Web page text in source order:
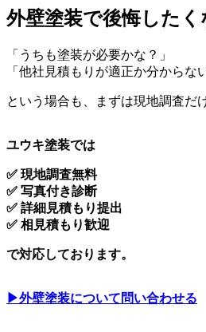
外壁塗装で後悔した
「うちも塗装が必要かな？」
「他社見積もりが適正か分からな
という場合も、まずは現地調査だ
ユウキ塗装では
✅ 現地調査無料
✅ 写真付き診断
✅ 詳細見積もり提出
✅ 相見積もり歓迎
で対応しております。
▶︎外壁塗装について問い合わせる